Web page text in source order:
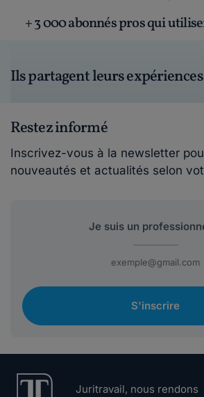
+ 3 000 abonnés pros qui
Ils partagent leurs expériences
Restez informé
Inscrivez-vous à la newsletter
nouveautés et actualités selon
S'inscrire
Juritravail, nous rendons